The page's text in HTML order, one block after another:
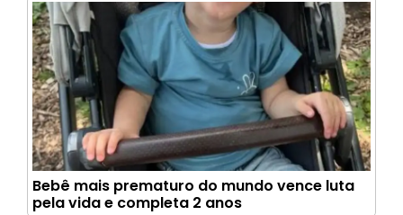
Bebê mais prematuro do mundo vence luta
pela vida e completa 2 anos